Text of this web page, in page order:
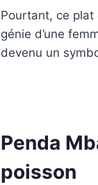
Pourtant, ce plat
génie d’une
devenu un
Penda
poisson